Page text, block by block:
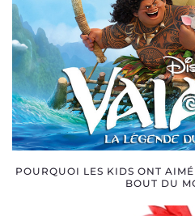
POURQUOI LES KIDS ONT
BOUT DU